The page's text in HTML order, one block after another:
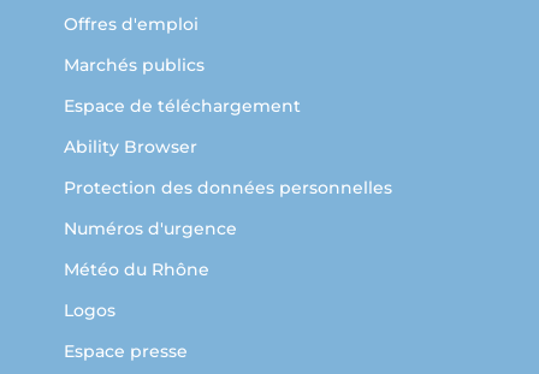
Offres d'emploi
Marchés publics
Espace de téléchargement
Ability Browser
Protection des données personnelles
Numéros d'urgence
Météo du Rhône
Logos
Espace presse